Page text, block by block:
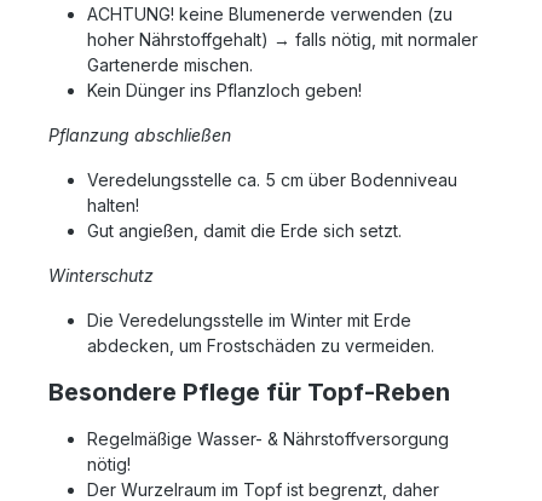
ACHTUNG! keine Blumenerde verwenden (zu
hoher Nährstoffgehalt) → falls nötig, mit normaler
Gartenerde mischen.
Kein Dünger ins Pflanzloch geben!
Pflanzung abschließen
Veredelungsstelle ca. 5 cm über Bodenniveau
halten!
Gut angießen, damit die Erde sich setzt.
Winterschutz
Die Veredelungsstelle im Winter mit Erde
abdecken, um Frostschäden zu vermeiden.
Besondere Pflege für Topf-Reben
Regelmäßige Wasser- & Nährstoffversorgung
nötig!
Der Wurzelraum im Topf ist begrenzt, daher